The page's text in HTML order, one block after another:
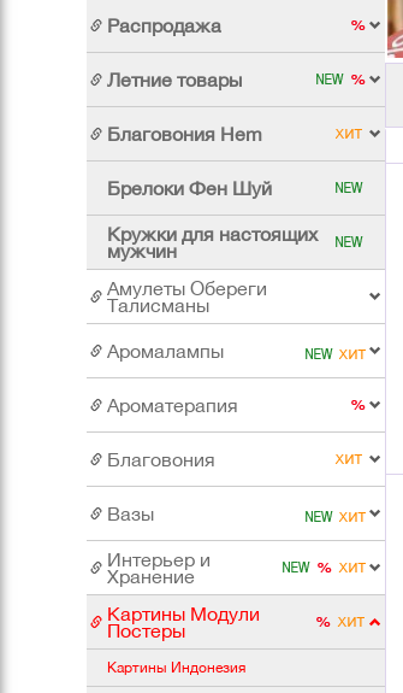
Распродажа
Летние товары
Благовония Hem
Брелоки Фен Шуй
Кружки для настоящих
мужчин
Амулеты Обереги
Талисманы
Аромалампы
Ароматерапия
Благовония
Вазы
Интерьер и
Хранение
Картины Модули
Постеры
Картины Индонезия